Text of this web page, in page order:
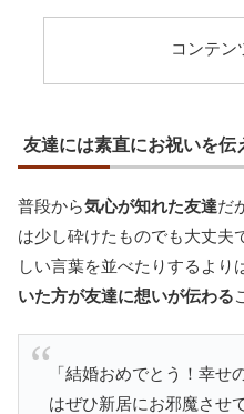
コンテン
友達には素直にお祝いを伝
普段から気心が知れた友達だ
は少し砕けたものでも大丈夫
しい言葉を並べたりするより
いた方が友達に想いが伝わる
「結婚おめでとう！幸せ
はぜひ新居にお邪魔させ